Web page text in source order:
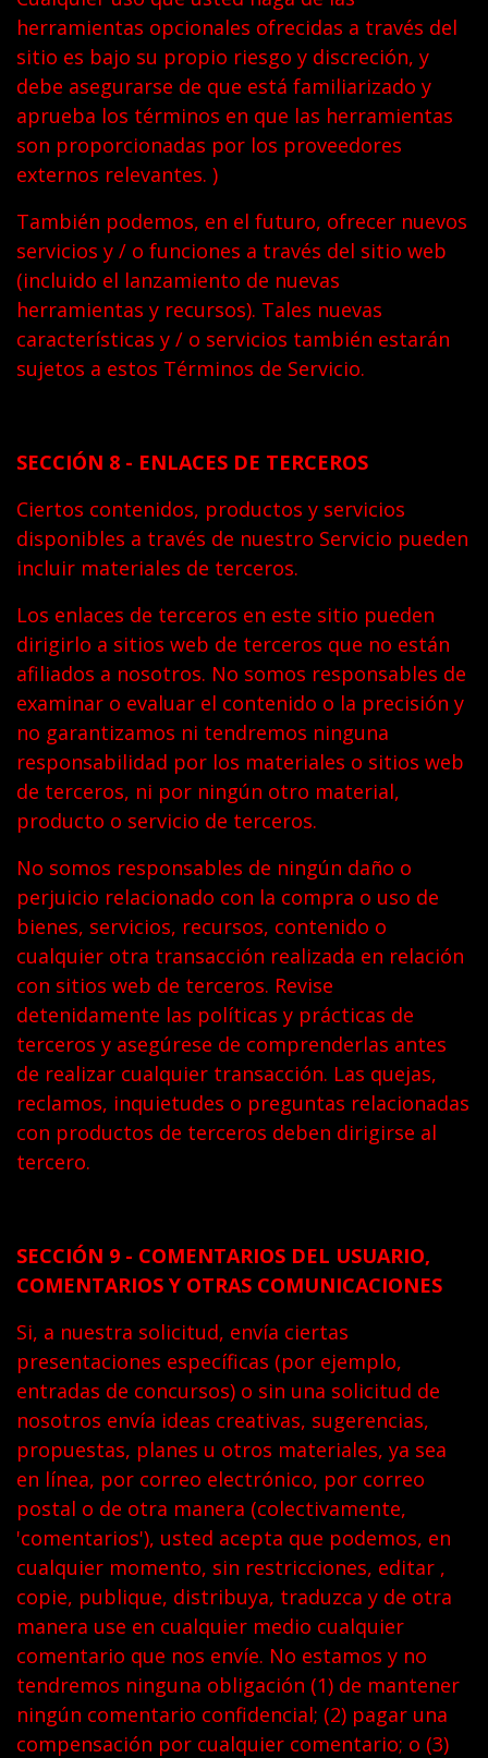
herramientas opcionales ofrecidas a través del
sitio es bajo su propio riesgo y discreción, y
debe asegurarse de que está familiarizado y
aprueba los términos en que las herramientas
son proporcionadas por los proveedores
externos relevantes. )
También podemos, en el futuro, ofrecer nuevos
servicios y / o funciones a través del sitio web
(incluido el lanzamiento de nuevas
herramientas y recursos). Tales nuevas
características y / o servicios también estarán
sujetos a estos Términos de Servicio.
SECCIÓN 8 - ENLACES DE TERCEROS
Ciertos contenidos, productos y servicios
disponibles a través de nuestro Servicio pueden
incluir materiales de terceros.
Los enlaces de terceros en este sitio pueden
dirigirlo a sitios web de terceros que no están
afiliados a nosotros. No somos responsables de
examinar o evaluar el contenido o la precisión y
no garantizamos ni tendremos ninguna
responsabilidad por los materiales o sitios web
de terceros, ni por ningún otro material,
producto o servicio de terceros.
No somos responsables de ningún daño o
perjuicio relacionado con la compra o uso de
bienes, servicios, recursos, contenido o
cualquier otra transacción realizada en relación
con sitios web de terceros. Revise
detenidamente las políticas y prácticas de
terceros y asegúrese de comprenderlas antes
de realizar cualquier transacción. Las quejas,
reclamos, inquietudes o preguntas relacionadas
con productos de terceros deben dirigirse al
tercero.
SECCIÓN 9 - COMENTARIOS DEL USUARIO,
COMENTARIOS Y OTRAS COMUNICACIONES
Si, a nuestra solicitud, envía ciertas
presentaciones específicas (por ejemplo,
entradas de concursos) o sin una solicitud de
nosotros envía ideas creativas, sugerencias,
propuestas, planes u otros materiales, ya sea
en línea, por correo electrónico, por correo
postal o de otra manera (colectivamente,
'comentarios'), usted acepta que podemos, en
cualquier momento, sin restricciones, editar ,
copie, publique, distribuya, traduzca y de otra
manera use en cualquier medio cualquier
comentario que nos envíe. No estamos y no
tendremos ninguna obligación (1) de mantener
ningún comentario confidencial; (2) pagar una
compensación por cualquier comentario; o (3)